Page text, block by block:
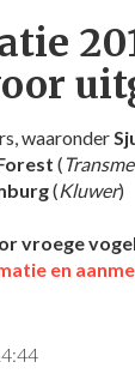
waaronder
(
(Kluwer)
vroege
en